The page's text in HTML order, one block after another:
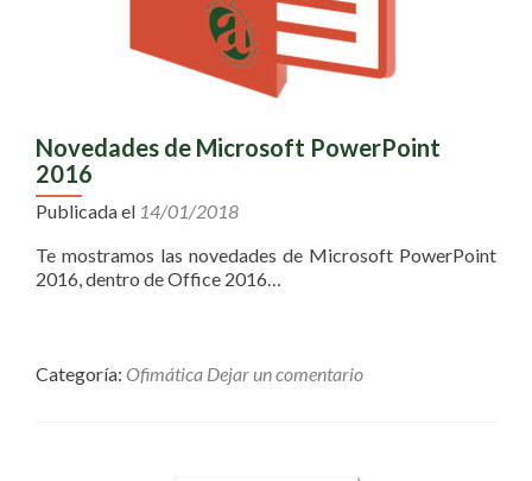
Novedades de Microsoft PowerPoint
2016
Publicada el 14/01/2018
Te mostramos las novedades de Microsoft PowerPoint
2016, dentro de Office 2016…
Categoría: Ofimática Dejar un comentario